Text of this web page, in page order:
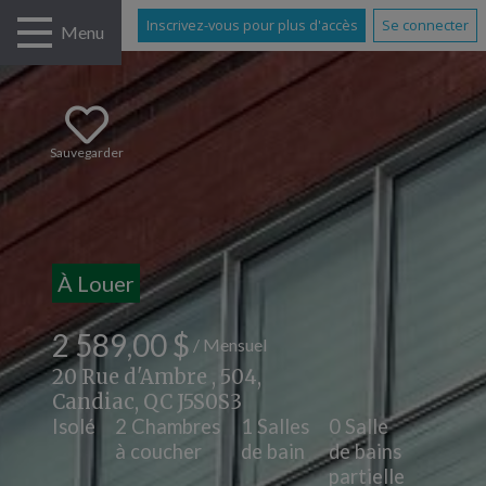
Inscrivez-vous pour plus d'accès Se connecter
Menu
Sauvegarder
À Louer
2 589,00 $ / Mensuel
20 Rue d'Ambre , 504,
Candiac, QC J5S0S3
Isolé
2 Chambres
à coucher
1 Salles
de bain
0 Salle
de bains
partielle